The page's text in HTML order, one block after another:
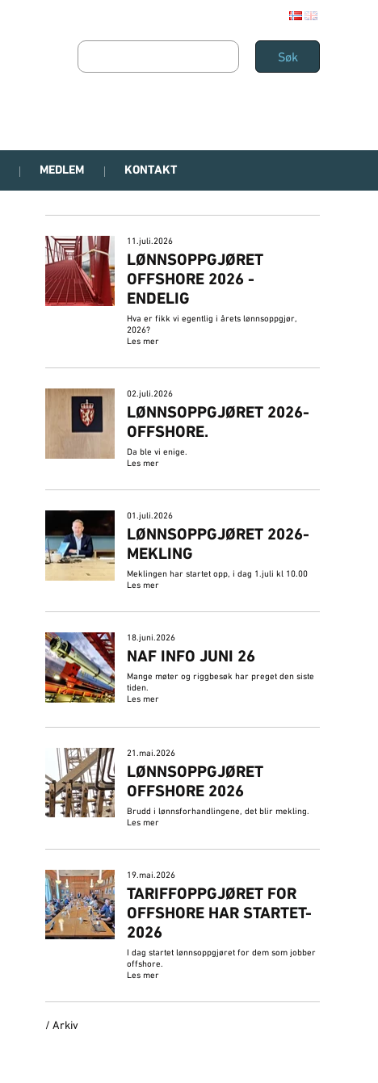
MEDLEM KONTAKT
11.juli.2026
LØNNSOPPGJØRET
OFFSHORE 2026 -
ENDELIG
Hva er fikk vi egentlig i årets lønnsoppgjør,
2026?
Les mer
02.juli.2026
​LØNNSOPPGJØRET 2026-
OFFSHORE.
Da ble vi enige.
Les mer
01.juli.2026
LØNNSOPPGJØRET 2026-
MEKLING
Meklingen har startet opp, i dag 1.juli kl 10.00
Les mer
18.juni.2026
NAF INFO JUNI 26
Mange møter og riggbesøk har preget den siste
tiden.
Les mer
21.mai.2026
LØNNSOPPGJØRET
OFFSHORE 2026
Brudd i lønnsforhandlingene, det blir mekling.
Les mer
19.mai.2026
​TARIFFOPPGJØRET FOR
OFFSHORE HAR STARTET-
2026
I dag startet lønnsoppgjøret for dem som jobber
offshore.
Les mer
/ Arkiv